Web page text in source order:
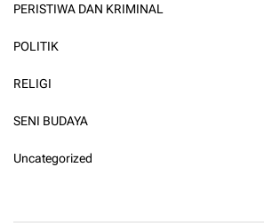
PERISTIWA DAN KRIMINAL
POLITIK
RELIGI
SENI BUDAYA
Uncategorized